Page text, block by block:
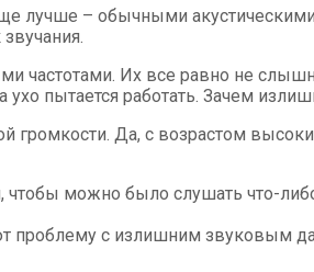
лучше – обычными
Их все равно не
пытается работать. Зачем
громкости. Да, с возрастом
можно было слушать что-
проблему с излишним звуковым